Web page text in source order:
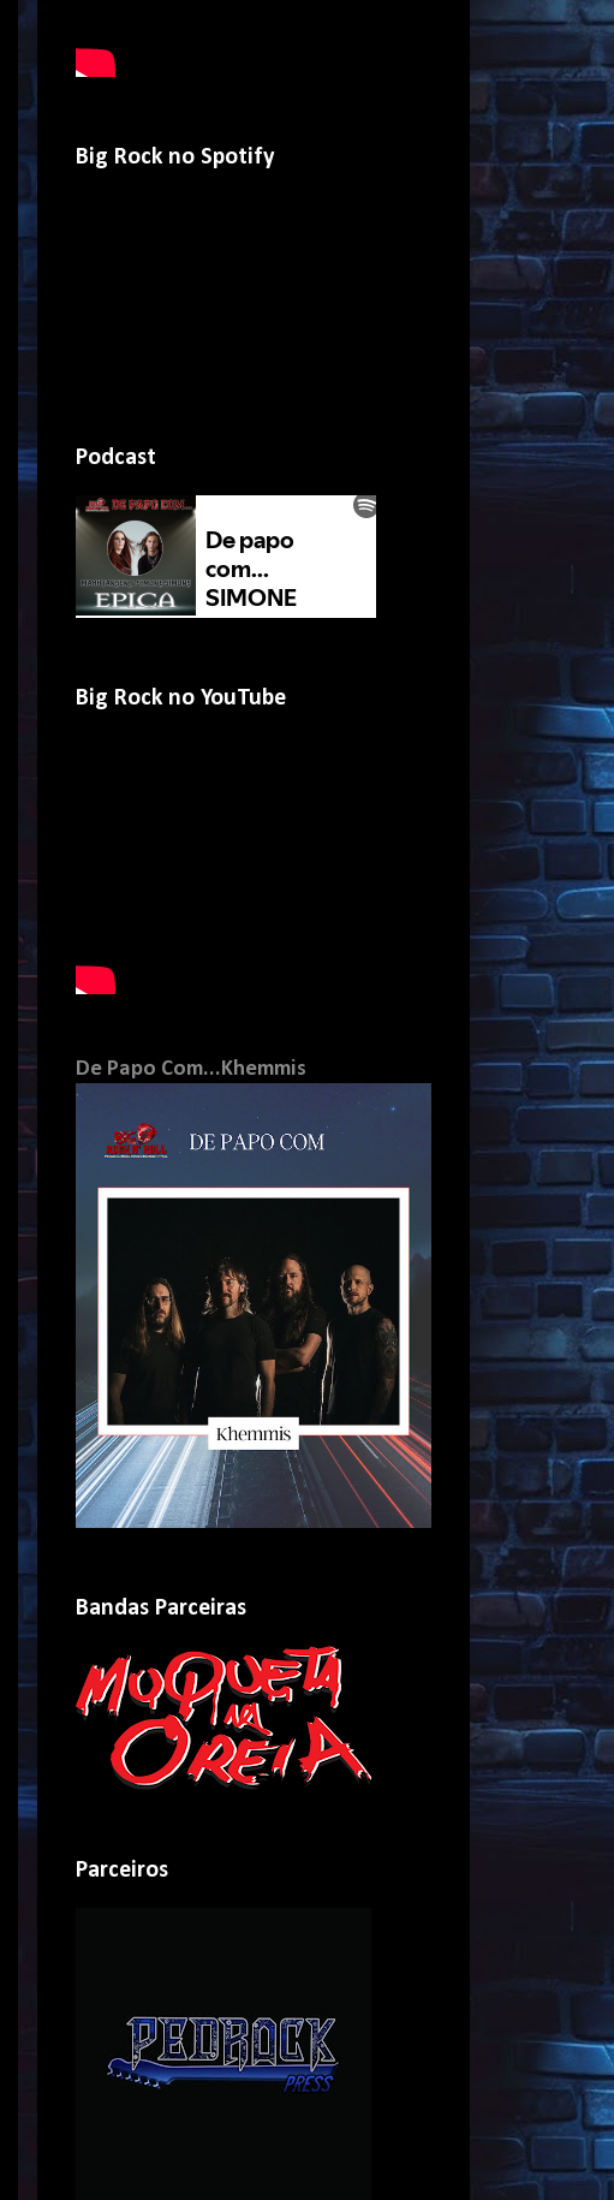
Big Rock no Spotify
Podcast
Big Rock no YouTube
De Papo Com...Khemmis
Bandas Parceiras
Parceiros